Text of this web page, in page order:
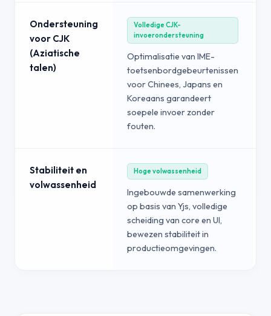
Ondersteuning
voor CJK
(Aziatische
talen)
Volledige CJK-
invoerondersteuning
Optimalisatie van IME-
toetsenbordgebeurtenissen
voor Chinees, Japans en
Koreaans garandeert
soepele invoer zonder
fouten.
Stabiliteit en
volwassenheid
Hoge volwassenheid
Ingebouwde samenwerking
op basis van Yjs, volledige
scheiding van core en UI,
bewezen stabiliteit in
productieomgevingen.